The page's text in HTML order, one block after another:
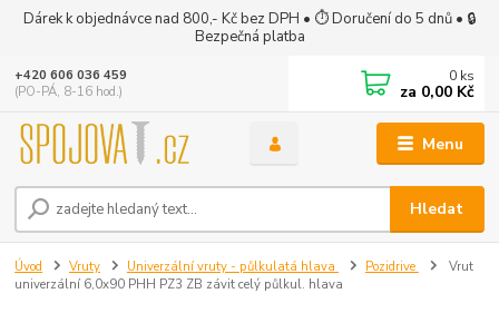
Dárek k objednávce nad 800,- Kč bez DPH • ⏱ Doručení do 5 dnů • 🔒
Bezpečná platba
Menu
Hledat
+420 606 036 459
(PO-PÁ, 8-16 hod.)
0 ks
za 0,00 Kč
Úvod Vruty Univerzální vruty - půlkulatá hlava Pozidrive
Vrut
univerzální 6,0x90 PHH PZ3 ZB závit celý půlkul. hlava